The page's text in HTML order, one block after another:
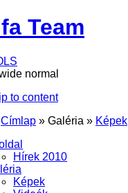
Team
normal
to content
Címlap » Galéria » Képek
Hírek 2010
Képek